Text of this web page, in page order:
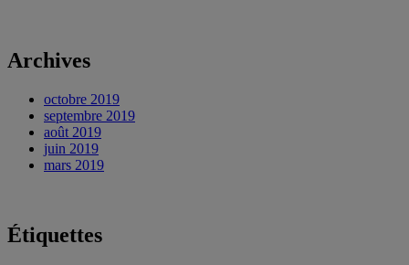
Archives
octobre 2019
septembre 2019
août 2019
juin 2019
mars 2019
Étiquettes